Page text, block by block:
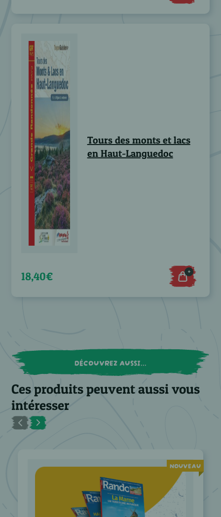
Tours des monts et lacs
en Haut-Languedoc
18,40€ +
DÉCOUVREZ AUSSI...
Ces produits peuvent aussi vous
intéresser
NOUVEAU